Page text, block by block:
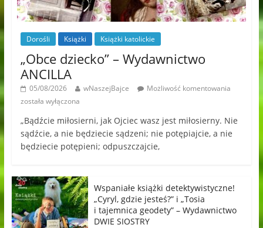
Dorośli Książki Książki katolickie
„Obce dziecko” – Wydawnictwo
ANCILLA
05/08/2026 wNaszejBajce
Możliwość komentowania
została wyłączona
„Bądźcie miłosierni, jak Ojciec wasz jest miłosierny. Nie
sądźcie, a nie będziecie sądzeni; nie potępiajcie, a nie
będziecie potępieni; odpuszczajcie,
Wspaniałe książki detektywistyczne!
„Cyryl, gdzie jesteś?” i „Tosia
i tajemnica geodety” – Wydawnictwo
DWIE SIOSTRY